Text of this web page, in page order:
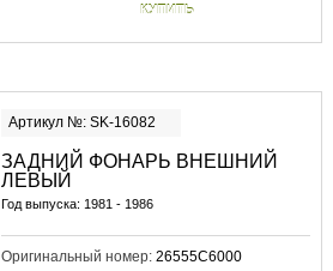
КУПИТЬ
Артикул №: SK-16082
ЗАДНИЙ ФОНАРЬ ВНЕШНИЙ
ЛЕВЫЙ
Год выпуска: 1981 - 1986
Оригинальный номер: 26555C6000